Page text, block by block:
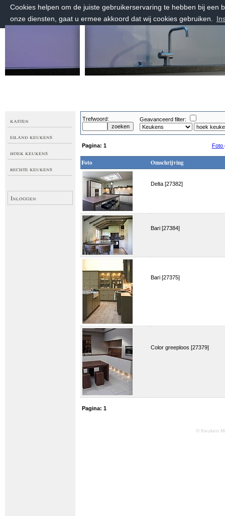
Cookies helpen om de juiste gebruikerservaring te hebben bij een
onze diensten, gaat u ermee akkoord dat wij cookies gebruiken.
kasten
eiland keukens
hoek keukens
rechte keukens
Inloggen
Trefwoord: Geavanceerd filter:
Pagina: 1 Foto
Foto Omschrijving
Delta [27382]
Bari [27384]
Bari [27375]
Color greeploos [27379]
Pagina: 1
© Keuken